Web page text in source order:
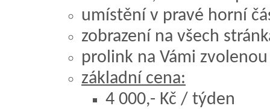
umístění v pravé horní
zobrazení na všech
prolink na Vámi
základní cena:
4 000,- Kč / týden